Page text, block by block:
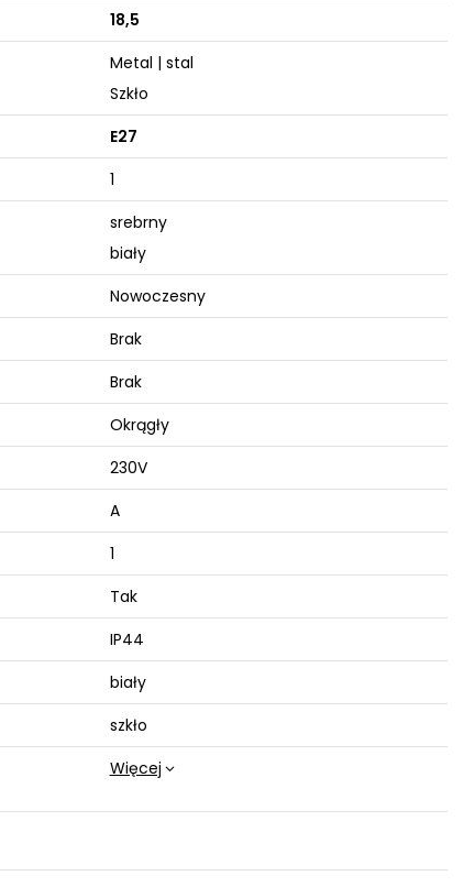
18,5
Metal | stal
Szkło
E27
1
srebrny
biały
Nowoczesny
Brak
Brak
Okrągły
230V
A
1
Tak
IP44
biały
szkło
Więcej